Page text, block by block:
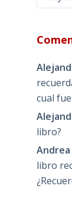
cual
libro?
libro